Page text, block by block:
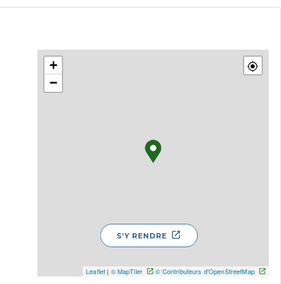
+
−
Leaflet | © MapTiler © Contributeurs d'OpenStreetMap
S'Y RENDRE